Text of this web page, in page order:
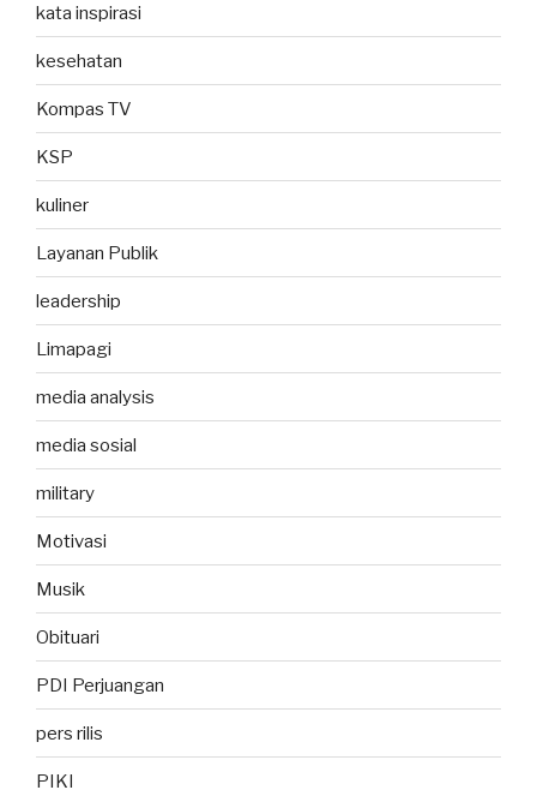
kata inspirasi
kesehatan
Kompas TV
KSP
kuliner
Layanan Publik
leadership
Limapagi
media analysis
media sosial
military
Motivasi
Musik
Obituari
PDI Perjuangan
pers rilis
PIKI